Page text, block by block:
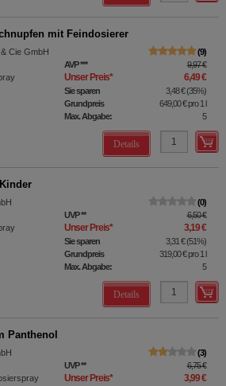
mit Feindosierer
Cie GmbH
9
AVP*** 9,97 €
Unser Preis* 6,49 €
Sie sparen 3,48 €(35%)
Grundpreis
649,00 €pro 1 l
Max. Abgabe:
5
Details
0
UVP** 6,50 €
Unser Preis* 3,19 €
Sie sparen 3,31 €(51%)
Grundpreis
319,00 €pro 1 l
Max. Abgabe:
5
Details
Panthenol
3
UVP** 6,75 €
Unser Preis* 3,99 €